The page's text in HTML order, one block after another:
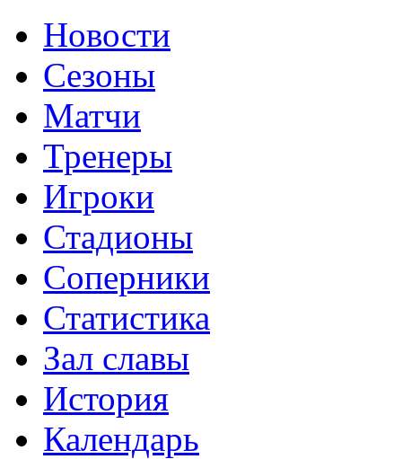
Новости
Сезоны
Матчи
Тренеры
Игроки
Стадионы
Соперники
Статистика
Зал славы
История
Календарь